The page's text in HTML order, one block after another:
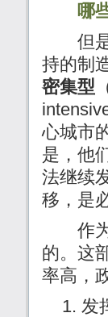
哪些
但是
持的制
密集型
心城市
是，他
法继续
移，是
作为
的。这
率高，
发